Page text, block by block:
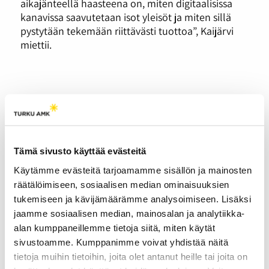
Tämä sivusto käyttää evästeitä
Käytämme evästeitä tarjoamamme sisällön ja mainosten
räätälöimiseen, sosiaalisen median ominaisuuksien
tukemiseen ja kävijämäärämme analysoimiseen. Lisäksi
jaamme sosiaalisen median, mainosalan ja analytiikka-
alan kumppaneillemme tietoja siitä, miten käytät
sivustoamme. Kumppanimme voivat yhdistää näitä
tietoja muihin tietoihin, joita olet antanut heille tai joita on
aikajänteellä haasteena on, miten digitaalisissa
kanavissa saavutetaan isot yleisöt ja miten sillä
pystytään tekemään riittävästi tuottoa”, Kaijärvi
miettii.
kovaa stressiä? –
stressata tai aktivoida
04.05.2026 KULTTUURI
Kissakahviloissa kissat ovat
vuorovaikutuksessa
asiakkaiden kanssa koko
aukiolon ajan. Siksi kissan
stressin tunnistaminen ja
ennaltaehkäisy on erityisen